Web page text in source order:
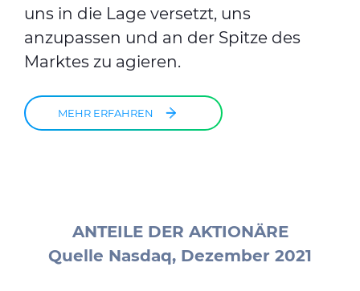
uns in die Lage versetzt, uns
anzupassen und an der Spitze des
Marktes zu agieren.
MEHR ERFAHREN
ANTEILE DER AKTIONÄRE
Quelle Nasdaq, Dezember 2021